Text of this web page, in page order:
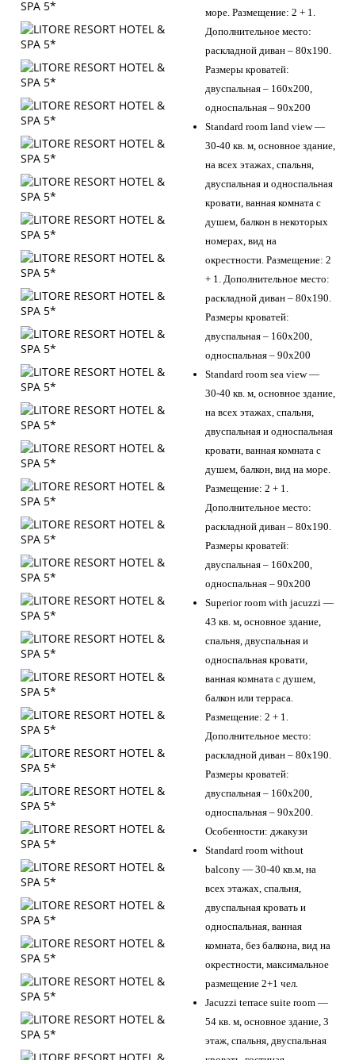
море. Размещение: 2 + 1.
Дополнительное место:
раскладной диван – 80х190.
Размеры кроватей:
двуспальная – 160х200,
односпальная – 90х200
Standard room land view —
30-40 кв. м, основное здание,
на всех этажах, спальня,
двуспальная и односпальная
кровати, ванная комната с
душем, балкон в некоторых
номерах, вид на
окрестности. Размещение: 2
+ 1. Дополнительное место:
раскладной диван – 80х190.
Размеры кроватей:
двуспальная – 160х200,
односпальная – 90х200
Standard room sea view —
30-40 кв. м, основное здание,
на всех этажах, спальня,
двуспальная и односпальная
кровати, ванная комната с
душем, балкон, вид на море.
Размещение: 2 + 1.
Дополнительное место:
раскладной диван – 80х190.
Размеры кроватей:
двуспальная – 160х200,
односпальная – 90х200
Superior room with jacuzzi —
43 кв. м, основное здание,
спальня, двуспальная и
односпальная кровати,
ванная комната с душем,
балкон или терраса.
Размещение: 2 + 1.
Дополнительное место:
раскладной диван – 80х190.
Размеры кроватей:
двуспальная – 160х200,
односпальная – 90х200.
Особенности: джакузи
Standard room without
balcony — 30-40 кв.м, на
всех этажах, спальня,
двуспальная кровать и
односпальная, ванная
комната, без балкона, вид на
окрестности, максимальное
размещение 2+1 чел.
Jacuzzi terrace suite room —
54 кв. м, основное здание, 3
этаж, спальня, двуспальная